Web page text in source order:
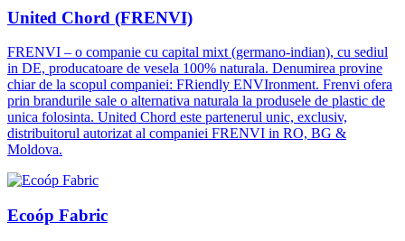
United Chord (FRENVI)
FRENVI – o companie cu capital mixt (germano-indian), cu sediul
in DE, producatoare de vesela 100% naturala. Denumirea provine
chiar de la scopul companiei: FRiendly ENVIronment. Frenvi ofera
prin brandurile sale o alternativa naturala la produsele de plastic de
unica folosinta. United Chord este partenerul unic, exclusiv,
distribuitorul autorizat al companiei FRENVI in RO, BG &
Moldova.
Ecoóp Fabric